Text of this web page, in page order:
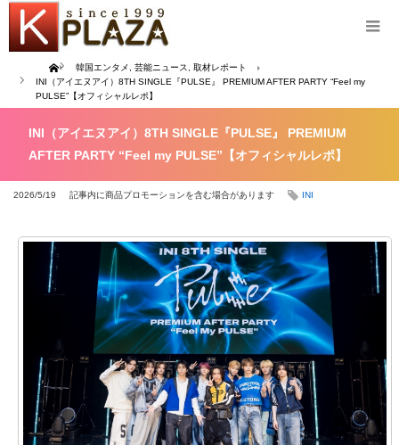
Home 韓国エンタメ 芸能ニュース
取材レポート
INI（アイエヌアイ）8TH SINGLE『PULSE』 PREMIUM AFTER PARTY “Feel my
PULSE”【オフィシャルレポ】
INI（アイエヌアイ）8TH SINGLE『PULSE』 PREMIUM
AFTER PARTY “Feel my PULSE”【オフィシャルレポ】
2026/5/19 記事内に商品プロモーションを含む場合があります INI